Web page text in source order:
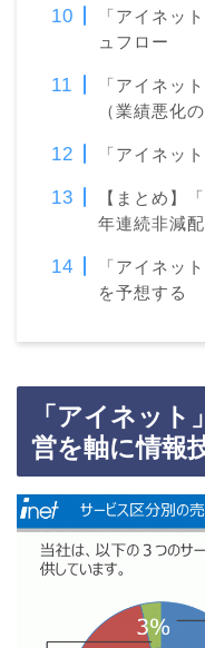
「アイネッ
ュフロー
「アイネッ
（業績悪化
「アイネッ
【まとめ】
年連続非減
「アイネッ
を予想する
「アイネッ
営を軸に情報